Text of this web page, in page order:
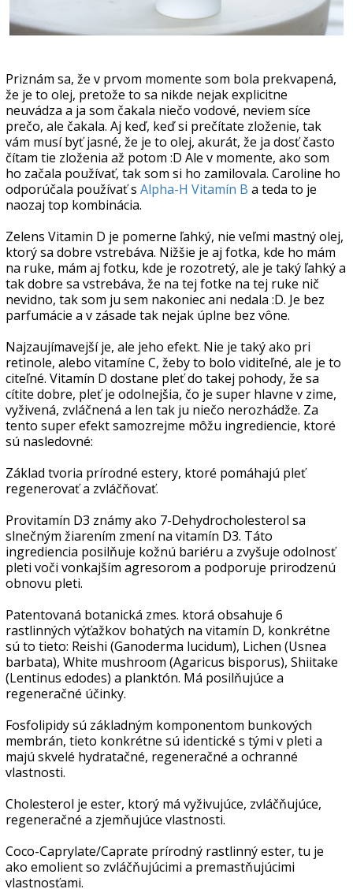
Priznám sa, že v prvom momente som bola prekvapená,
že je to olej, pretože to sa nikde nejak explicitne
neuvádza a ja som čakala niečo vodové, neviem síce
prečo, ale čakala. Aj keď, keď si prečítate zloženie, tak
vám musí byť jasné, že je to olej, akurát, že ja dosť často
čítam tie zloženia až potom :D Ale v momente, ako som
ho začala používať, tak som si ho zamilovala. Caroline ho
odporúčala používať s Alpha-H Vitamín B a teda to je
naozaj top kombinácia.
Zelens Vitamin D je pomerne ľahký, nie veľmi mastný olej,
ktorý sa dobre vstrebáva. Nižšie je aj fotka, kde ho mám
na ruke, mám aj fotku, kde je rozotretý, ale je taký ľahký a
tak dobre sa vstrebáva, že na tej fotke na tej ruke nič
nevidno, tak som ju sem nakoniec ani nedala :D. Je bez
parfumácie a v zásade tak nejak úplne bez vône.
Najzaujímavejší je, ale jeho efekt. Nie je taký ako pri
retinole, alebo vitamíne C, žeby to bolo viditeľné, ale je to
citeľné. Vitamín D dostane pleť do takej pohody, že sa
cítite dobre, pleť je odolnejšia, čo je super hlavne v zime,
vyživená, zvláčnená a len tak ju niečo nerozhádže. Za
tento super efekt samozrejme môžu ingrediencie, ktoré
sú nasledovné:
Základ tvoria prírodné estery, ktoré pomáhajú pleť
regenerovať a zvláčňovať.
Provitamín D3 známy ako 7-Dehydrocholesterol sa
slnečným žiarením zmení na vitamín D3. Táto
ingrediencia posilňuje kožnú bariéru a zvyšuje odolnosť
pleti voči vonkajším agresorom a podporuje prirodzenú
obnovu pleti.
Patentovaná botanická zmes. ktorá obsahuje 6
rastlinných výťažkov bohatých na vitamín D, konkrétne
sú to tieto: Reishi (Ganoderma lucidum), Lichen (Usnea
barbata), White mushroom (Agaricus bisporus), Shiitake
(Lentinus edodes) a planktón. Má posilňujúce a
regeneračné účinky.
Fosfolipidy sú základným komponentom bunkových
membrán, tieto konkrétne sú identické s tými v pleti a
majú skvelé hydratačné, regeneračné a ochranné
vlastnosti.
Cholesterol je ester, ktorý má vyživujúce, zvláčňujúce,
regeneračné a zjemňujúce vlastnosti.
Coco-Caprylate/Caprate prírodný rastlinný ester, tu je
ako emolient so zvláčňujúcimi a premastňujúcimi
vlastnosťami.